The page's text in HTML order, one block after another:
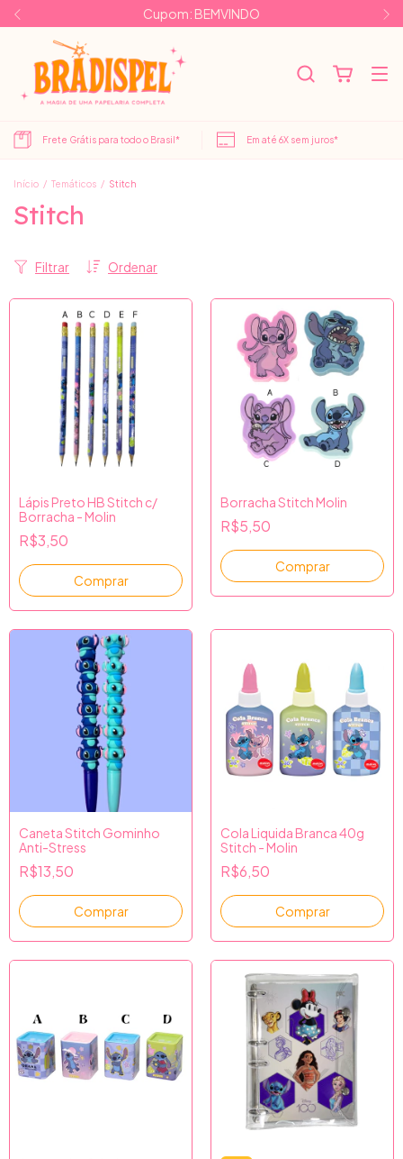
Cupom: BEMVINDO
Frete Grátis para todo o Brasil* Em até 6X sem juros*
Início / Temáticos / Stitch
Stitch
Ordenar
Filtrar
Lápis Preto HB Stitch c/
Borracha - Molin
R$3,50
Comprar
Borracha Stitch Molin
R$5,50
Comprar
Caneta Stitch Gominho
Anti-Stress
R$13,50
Comprar
Cola Liquida Branca 40g
Stitch - Molin
R$6,50
Comprar